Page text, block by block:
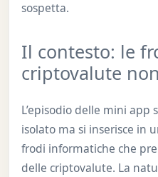
sospetta.
Il contesto: le
criptovalute
L’episodio delle mini app
isolato ma si inserisce in
frodi informatiche che
delle criptovalute. La